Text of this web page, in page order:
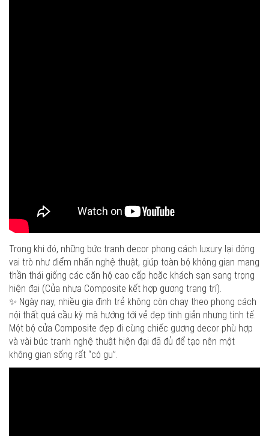
Trong khi đó, những bức tranh decor phong cách luxury lại đóng
vai trò như điểm nhấn nghệ thuật, giúp toàn bộ không gian mang
thần thái giống các căn hộ cao cấp hoặc khách sạn sang trọng
hiện đại (Cửa nhựa Composite kết hợp gương trang trí).
✨ Ngày nay, nhiều gia đình trẻ không còn chạy theo phong cách
nội thất quá cầu kỳ mà hướng tới vẻ đẹp tinh giản nhưng tinh tế.
Một bộ cửa Composite đẹp đi cùng chiếc gương decor phù hợp
và vài bức tranh nghệ thuật hiện đại đã đủ để tạo nên một
không gian sống rất “có gu”.